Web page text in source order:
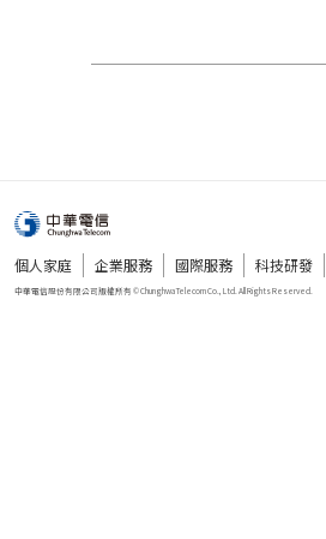
個人家庭 企業服務 國際服務 科技研發